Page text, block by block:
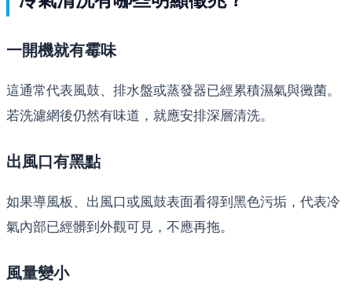
一開機就有霉味
這通常代表風鼓、排水盤或蒸發器已經累積濕氣與黴菌。
若洗濾網後仍然有味道，就應安排深層清洗。
出風口有黑點
如果導風板、出風口或風鼓表面看得到黑色污垢，代表冷
氣內部已經髒到外觀可見，不應再拖。
風量變小